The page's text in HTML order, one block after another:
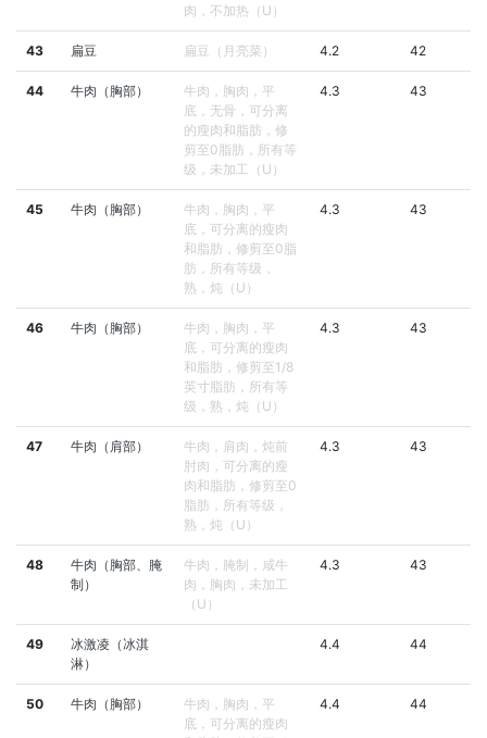
肉，不加热（U）
43 扁豆 扁豆（月亮菜） 4.2 42
44 牛肉（胸部）
牛肉，胸肉，平
底，无骨，可分离
的瘦肉和脂肪，修
剪至0脂肪，所有等
级，未加工（U）
4.3 43
45 牛肉（胸部）
牛肉，胸肉，平
底，可分离的瘦肉
和脂肪，修剪至0脂
肪，所有等级，
熟，炖（U）
4.3 43
46 牛肉（胸部）
牛肉，胸肉，平
底，可分离的瘦肉
和脂肪，修剪至1/8
英寸脂肪，所有等
级，熟，炖（U）
4.3 43
47 牛肉（肩部）
牛肉，肩肉，炖前
肘肉，可分离的瘦
肉和脂肪，修剪至0
脂肪，所有等级，
熟，炖（U）
4.3 43
48
牛肉（胸部、腌
制）
牛肉，腌制，咸牛
肉，胸肉，未加工
（U）
4.3 43
49
冰激凌（冰淇
淋）
4.4 44
50 牛肉（胸部）
牛肉，胸肉，平
底，可分离的瘦肉
4.4 44